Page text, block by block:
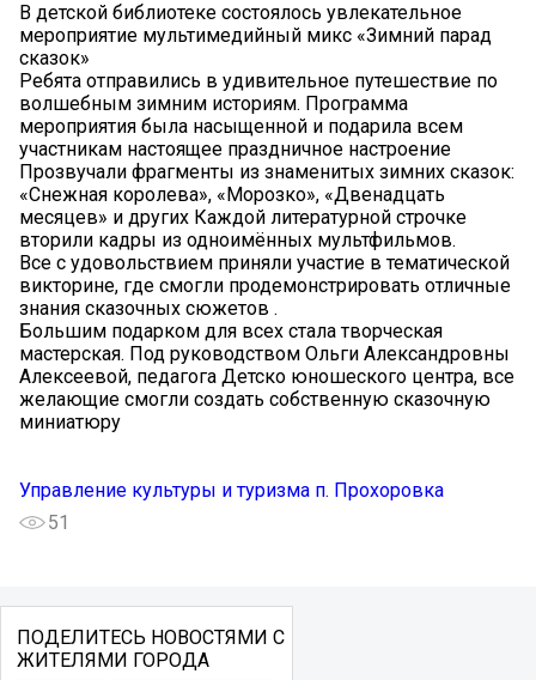
В детской библиотеке состоялось увлекательное
мероприятие мультимедийный микс «Зимний парад
сказок»
Ребята отправились в удивительное путешествие по
волшебным зимним историям. Программа
мероприятия была насыщенной и подарила всем
участникам настоящее праздничное настроение
Прозвучали фрагменты из знаменитых зимних сказок:
«Снежная королева», «Морозко», «Двенадцать
месяцев» и других Каждой литературной строчке
вторили кадры из одноимённых мультфильмов.
Все с удовольствием приняли участие в тематической
викторине, где смогли продемонстрировать отличные
знания сказочных сюжетов .
Большим подарком для всех стала творческая
мастерская. Под руководством Ольги Александровны
Алексеевой, педагога Детско юношеского центра, все
желающие смогли создать собственную сказочную
миниатюру
Управление культуры и туризма п. Прохоровка
51
ПОДЕЛИТЕСЬ НОВОСТЯМИ С
ЖИТЕЛЯМИ ГОРОДА